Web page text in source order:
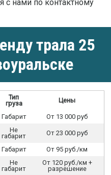
с нами по контактному
трала 25
Тип
груза
Цены
Габарит От 13 000 руб
Не
габарит
От 23 000 руб
Габарит От 95 руб./км
Не
габарит
От 120 руб./км +
разрешение